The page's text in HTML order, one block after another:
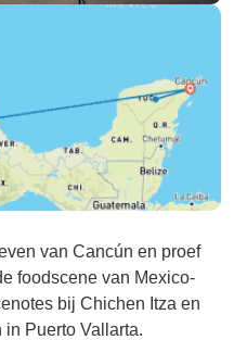
van Cancún en proef
foodscene van Mexico-
bij Chichen Itza en
Puerto Vallarta.